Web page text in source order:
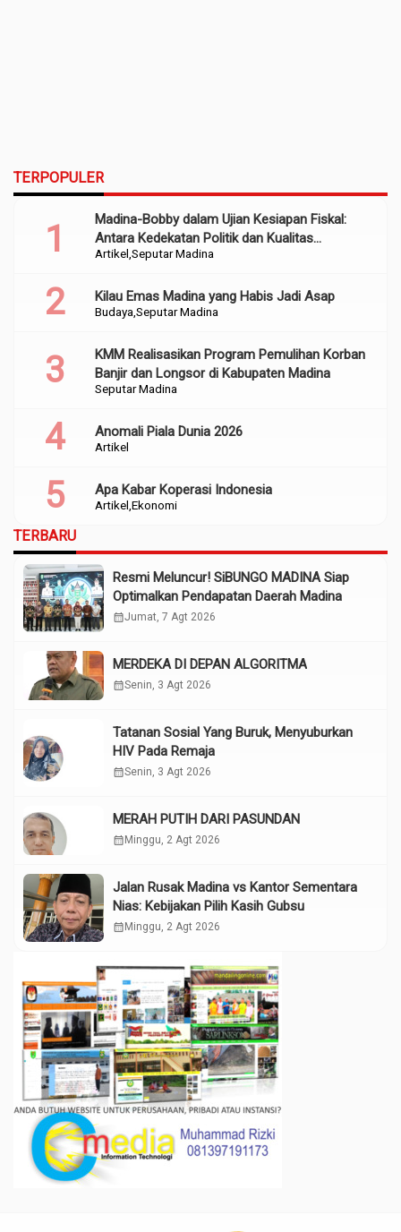
TERPOPULER
Artikel Seputar Madina
Madina-Bobby dalam Ujian Kesiapan Fiskal:
Antara Kedekatan Politik dan Kualitas
Perencanaan
Budaya Seputar Madina
Kilau Emas Madina yang Habis Jadi Asap
Seputar Madina
KMM Realisasikan Program Pemulihan Korban
Banjir dan Longsor di Kabupaten Madina
Artikel
Anomali Piala Dunia 2026
Artikel Ekonomi
Apa Kabar Koperasi Indonesia
TERBARU
Resmi Meluncur! SiBUNGO MADINA Siap
Optimalkan Pendapatan Daerah Madina
calendar_monthJumat, 7 Agt 2026
MERDEKA DI DEPAN ALGORITMA
calendar_monthSenin, 3 Agt 2026
Tatanan Sosial Yang Buruk, Menyuburkan
HIV Pada Remaja
calendar_monthSenin, 3 Agt 2026
MERAH PUTIH DARI PASUNDAN
calendar_month Minggu, 2 Agt 2026
Jalan Rusak Madina vs Kantor Sementara
Nias: Kebijakan Pilih Kasih Gubsu
calendar_month Minggu, 2 Agt 2026